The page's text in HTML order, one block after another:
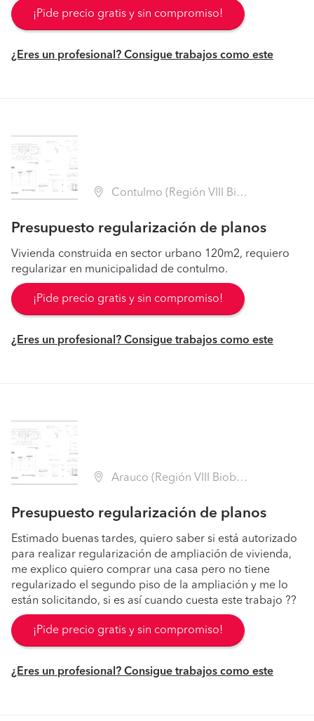
¡Pide precio gratis y sin compromiso!
¿Eres un profesional? Consigue trabajos como este
Contulmo (Región VIII Biobío - Arauco)
Presupuesto regularización de planos
Vivienda construida en sector urbano 120m2, requiero
regularizar en municipalidad de contulmo.
¡Pide precio gratis y sin compromiso!
¿Eres un profesional? Consigue trabajos como este
Arauco (Región VIII Biobío - Arauco)
Presupuesto regularización de planos
Estimado buenas tardes, quiero saber si está autorizado
para realizar regularización de ampliación de vivienda,
me explico quiero comprar una casa pero no tiene
regularizado el segundo piso de la ampliación y me lo
están solicitando, si es así cuando cuesta este trabajo ??
¡Pide precio gratis y sin compromiso!
¿Eres un profesional? Consigue trabajos como este